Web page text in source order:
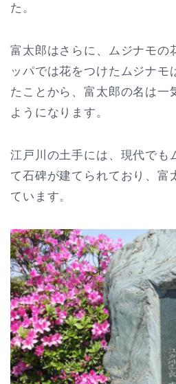
た。
富太郎はさらに、ムジナモの
ッパでは花をつけたムジナモ
たことから、富太郎の名は一
ようになります。
江戸川の土手には、現代でも
て石碑が建てられており、富
ています。